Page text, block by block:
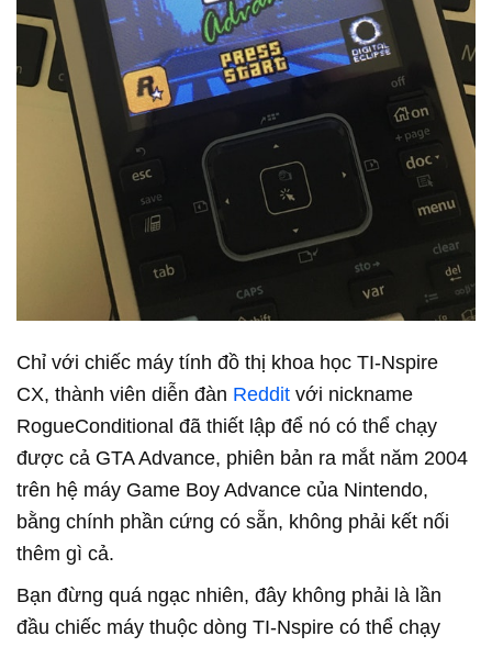
Chỉ với chiếc máy tính đồ thị khoa học TI-Nspire
CX, thành viên diễn đàn Reddit với nickname
RogueConditional đã thiết lập để nó có thể chạy
được cả GTA Advance, phiên bản ra mắt năm 2004
trên hệ máy Game Boy Advance của Nintendo,
bằng chính phần cứng có sẵn, không phải kết nối
thêm gì cả.
Bạn đừng quá ngạc nhiên, đây không phải là lần
đầu chiếc máy thuộc dòng TI-Nspire có thể chạy